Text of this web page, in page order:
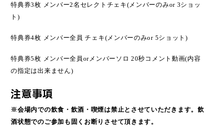
特典券3枚 メンバー2名セレクトチェキ(メンバーのみor 3ショッ
ト)
特典券4枚 メンバー全員 チェキ(メンバーのみor 5ショット)
特典券5枚 メンバー全員orメンバーソロ 20秒コメント動画(内容
の指定は出来ません)
注意事項
※会場内での飲食・飲酒・喫煙は禁止とさせていただきます。飲
酒状態でのご参加も固くお断りさせて頂きます。